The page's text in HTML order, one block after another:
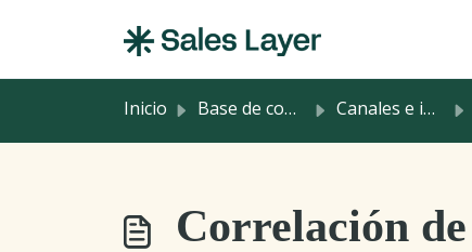
Inicio Base de conocimientos Canales e integraciones
Correlación